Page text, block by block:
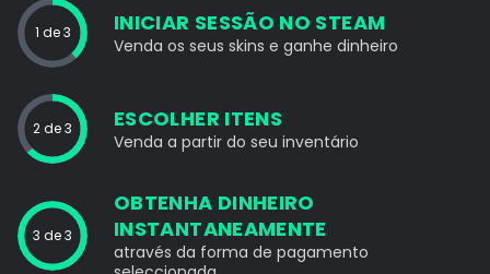
1 de 3 INICIAR SESSÃO NO STEAM
Venda os seus skins e ganhe dinheiro
2 de 3 ESCOLHER ITENS
Venda a partir do seu inventário
3 de 3
OBTENHA DINHEIRO
INSTANTANEAMENTE
através da forma de pagamento